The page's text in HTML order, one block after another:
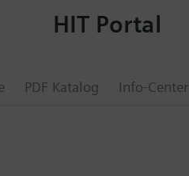
PDF Katalog Info-Center
HIT Portal